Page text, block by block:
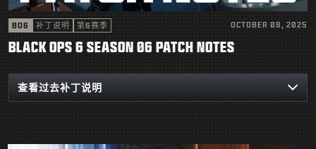
BO6 补丁说明 第6赛季 OCTOBER 08, 2025
BLACK OPS 6 SEASON 06 PATCH NOTES
查看过去补丁说明